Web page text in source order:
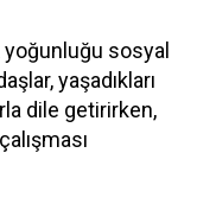
yoğunluğu sosyal
yaşadıkları
dile getirirken,